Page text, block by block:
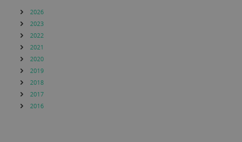
2026
2023
2022
2021
2020
2019
2018
2017
2016